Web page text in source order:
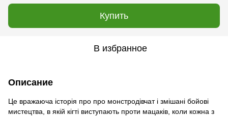
Купить
В избранное
Описание
Це вражаюча історія про про монстродівчат і змішані бойові
мистецтва, в якій кігті виступають проти мацаків, коли кожна з